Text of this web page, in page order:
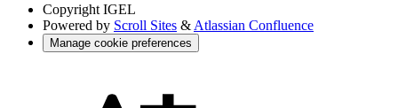
Copyright IGEL
Powered by Scroll Sites & Atlassian Confluence
Manage cookie preferences